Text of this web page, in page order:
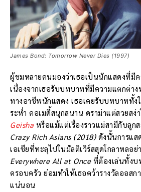
James Bond: Tomorrow Never Dies (1997)
ผู้ชมหลายคนมองว่าเธอเป็นนักแสดงที่มีค
เนื่องจากเธอรับบทบาทที่มีความแตกต่าง
ทางอาชีพนักแสดง เธอเคยรับบทบาททั้
ระห่ำ คอเมดี้สนุกสนาน ดราม่าแต่สวยสง่า
Geisha หรือแม้แต่เรื่องราวแม่สามีกับลูก
Crazy Rich Asians (2018) ดังนั้นการแ
เอเชียที่ทะลุไปในมัลติเวิร์สสุดโกลาหลอย่
Everywhere All at Once ที่ต้องเล่นทั้งบ
ครอบครัว ย่อมทำให้เธอคว้ารางวัลออสก
แน่นอน